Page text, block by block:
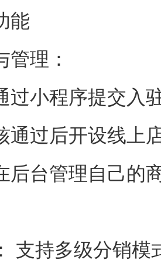
能
管理：
过小程序提交入
通过后开设线上
后台管理自己的
支持多级分销模